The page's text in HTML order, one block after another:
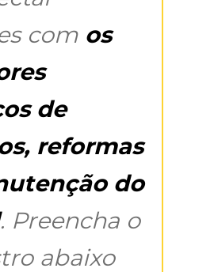
com os
de
reformas
do
. Preencha o
abaixo